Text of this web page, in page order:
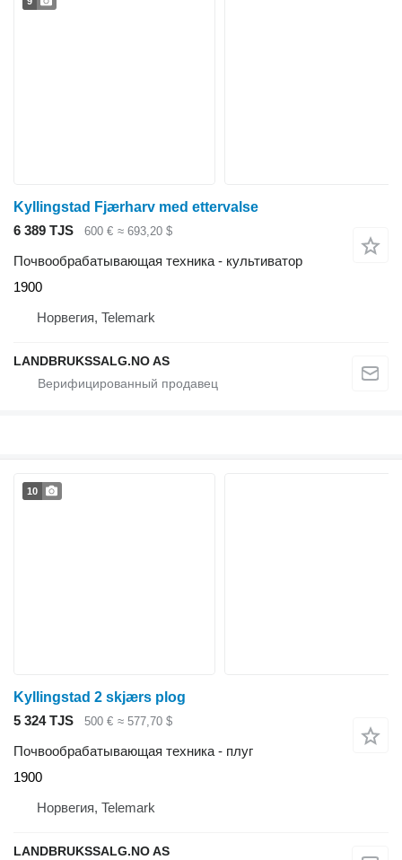
Kyllingstad Fjærharv med ettervalse
6 389 TJS
600 € ≈ 693,20 $
Почвообрабатывающая техника - культиватор
1900
Норвегия, Telemark
LANDBRUKSSALG.NO AS
10
Kyllingstad 2 skjærs plog
5 324 TJS
500 € ≈ 577,70 $
Почвообрабатывающая техника - плуг
1900
Норвегия, Telemark
LANDBRUKSSALG.NO AS